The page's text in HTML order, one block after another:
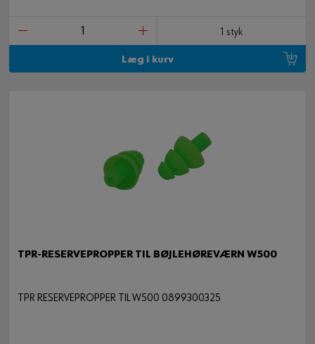
1 styk
Læg i kurv
TPR-RESERVEPROPPER TIL BØJLEHØREVÆRN W500
TPR RESERVEPROPPER TIL W500 0899300325